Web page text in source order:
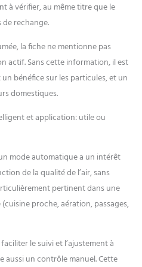
à vérifier, au même titre que le
rechange.
la fiche ne mentionne pas
actif. Sans cette information, il est
bénéfice sur les particules, et un
domestiques.
et application: utile ou
mode automatique a un intérêt
de la qualité de l’air, sans
pertinent dans une
proche, aération, passages,
le suivi et l’ajustement à
aussi un contrôle manuel. Cette